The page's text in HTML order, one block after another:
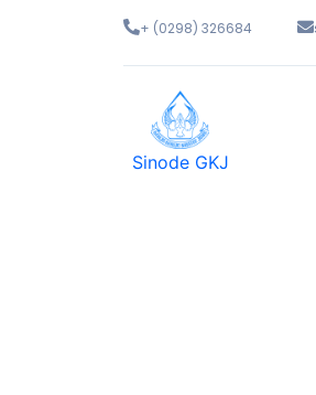
+ (0298) 326684
Sinode GKJ